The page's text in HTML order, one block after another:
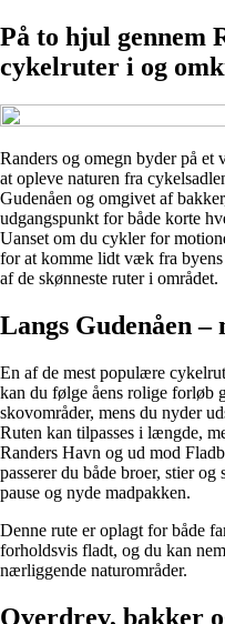
På to hjul gennem
cykelruter i og
Randers og omegn byder på
at opleve naturen fra
Gudenåen og omgivet af
udgangspunkt for både korte
Uanset om du cykler for
for at komme lidt væk fra
af de skønneste ruter i området.
Langs Gudenåen
En af de mest populære
kan du følge åens rolige forløb
skovområder, mens du nyder
Ruten kan tilpasses i længde,
Randers Havn og ud mod
passerer du både broer, stier
pause og nyde madpakken.
Denne rute er oplagt for både
forholdsvis fladt, og du kan
nærliggende naturområder.
Overdrev, bakker